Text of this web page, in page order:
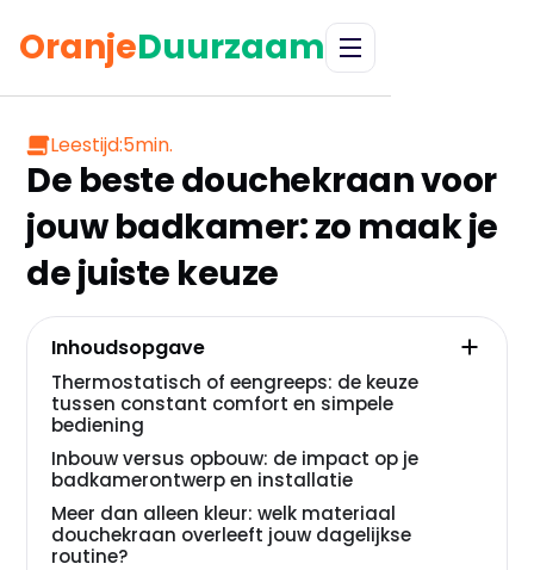
OranjeDuurzaam
Leestijd:5min.
De beste douchekraan voor
jouw badkamer: zo maak je
de juiste keuze
Inhoudsopgave
Thermostatisch of eengreeps: de keuze
tussen constant comfort en simpele
bediening
Inbouw versus opbouw: de impact op je
badkamerontwerp en installatie
Meer dan alleen kleur: welk materiaal
douchekraan overleeft jouw dagelijkse
routine?